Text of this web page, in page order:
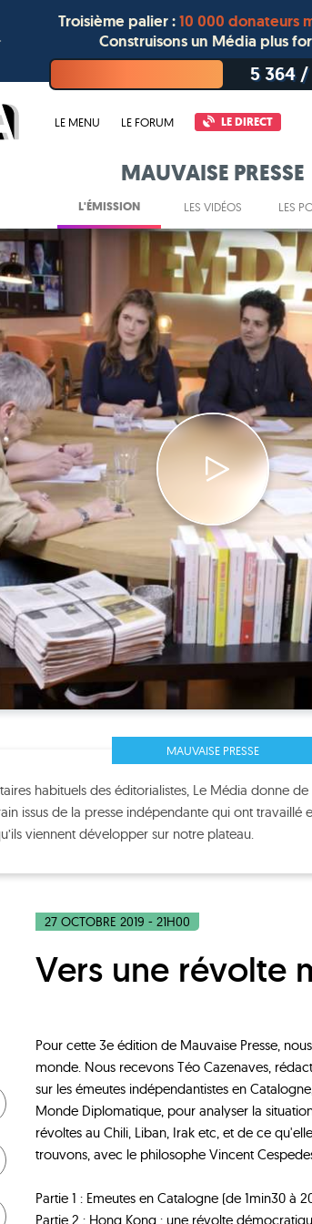
Troisième palier :10 000 donateurs
Construisons un Média plus
5 364/
LE MENU LE FORUM LE DIRECT
MAUVAISE PRESSE
L'ÉMISSION LES VIDÉOS LES
MAUVAISE PRESSE
habituels des éditorialistes, Le Média donne
issus de la presse indépendante qui ont travaillé
viennent développer sur notre plateau.
27 OCTOBRE 2019 - 21H00
Vers une révolte
Pour cette 3e édition de Mauvaise Presse,
monde. Nous recevons Téo Cazenaves,
sur les émeutes indépendantistes en
Monde Diplomatique, pour analyser la
révoltes au Chili, Liban, Irak etc, et de ce
trouvons, avec le philosophe Vincent
Partie 1 : Emeutes en Catalogne (de 1min30 à
Partie 2 : Hong Kong : une révolte